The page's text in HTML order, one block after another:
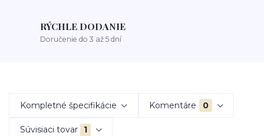
RÝCHLE DODANIE
Doručenie do 3 až 5 dní
Kompletné špecifikácie Komentáre 0
Súvisiaci tovar 1